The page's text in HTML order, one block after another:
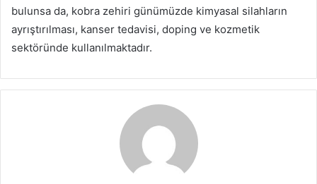
bulunsa da, kobra zehiri günümüzde kimyasal silahların
ayrıştırılması, kanser tedavisi, doping ve kozmetik
sektöründe kullanılmaktadır.